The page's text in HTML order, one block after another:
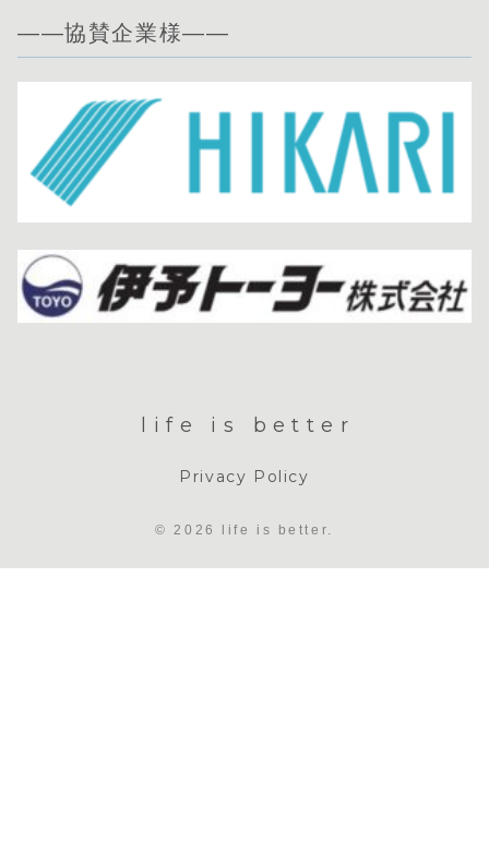
——協賛企業様——
life is better
Privacy Policy
© 2026 life is better.